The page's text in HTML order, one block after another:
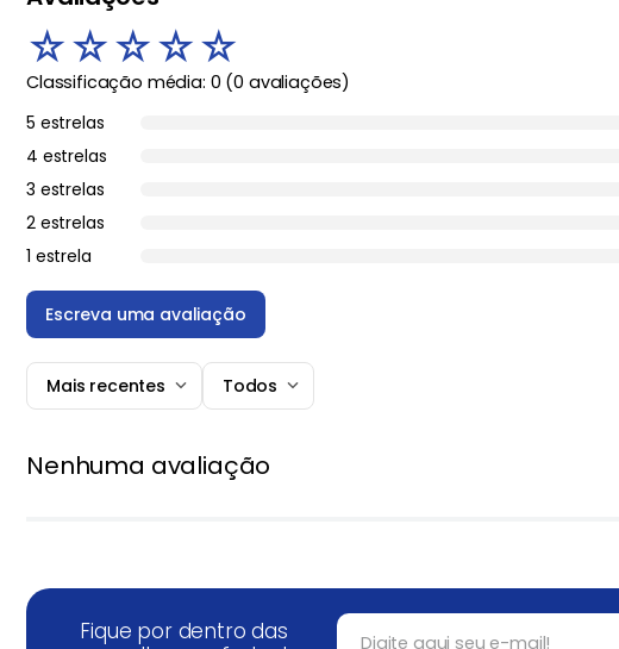
☆☆☆☆☆
Classificação média: 0 (0 avaliações)
5 estrelas
4 estrelas
3 estrelas
2 estrelas
1 estrela
Escreva uma avaliação
Título
Seu nome
Mais recentes Todos
Nenhuma avaliação
Fique por dentro das